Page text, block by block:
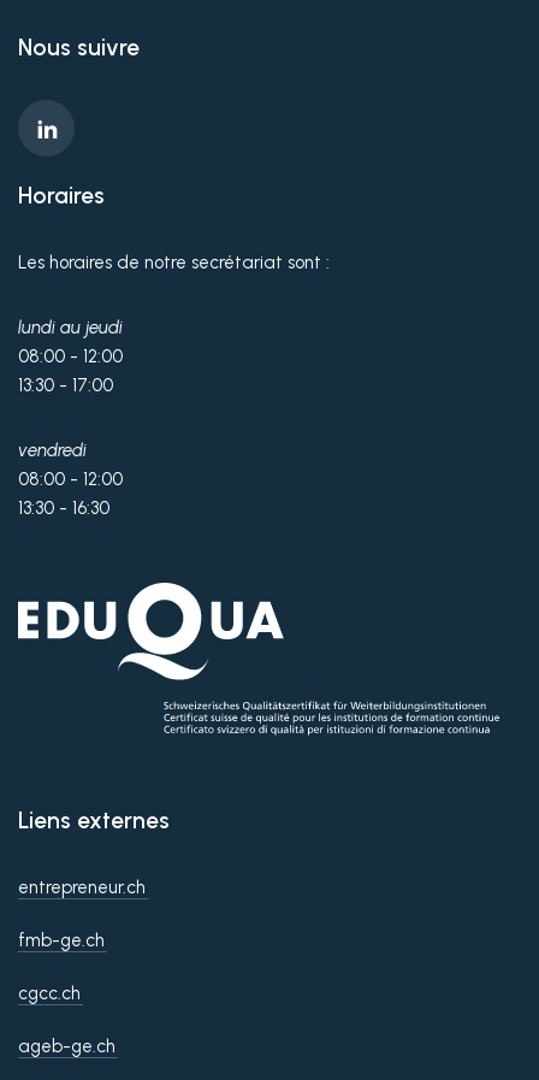
Nous suivre
Horaires
Les horaires de notre secrétariat sont :
lundi au jeudi
08:00 - 12:00
13:30 - 17:00
vendredi
08:00 - 12:00
13:30 - 16:30
Liens externes
entrepreneur.ch
fmb-ge.ch
cgcc.ch
ageb-ge.ch